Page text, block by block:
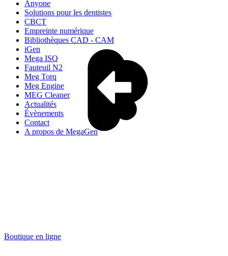
Anyone
Solutions pour les dentistes
CBCT
Empreinte numérique
Bibliothèques CAD - CAM
iGen
Mega ISQ
Fauteuil N2
Meg Torq
Meg Engine
MEG Cleaner
Actualités
Évènements
Contact
A propos de MegaGen
Boutique en ligne